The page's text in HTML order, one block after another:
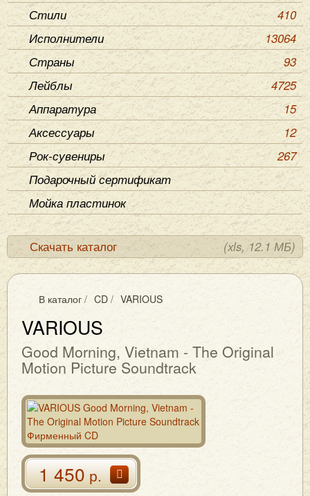
Стили
410
Исполнители
13064
Страны
93
Лейблы
4725
Аппаратура
15
Аксессуары
12
Рок-сувениры
267
Подарочный сертификат
Мойка пластинок
Скачать каталог (xls, 12.1 МБ)
В каталог / CD / VARIOUS
VARIOUS
Good Morning, Vietnam - The Original
Motion Picture Soundtrack
1 450р.